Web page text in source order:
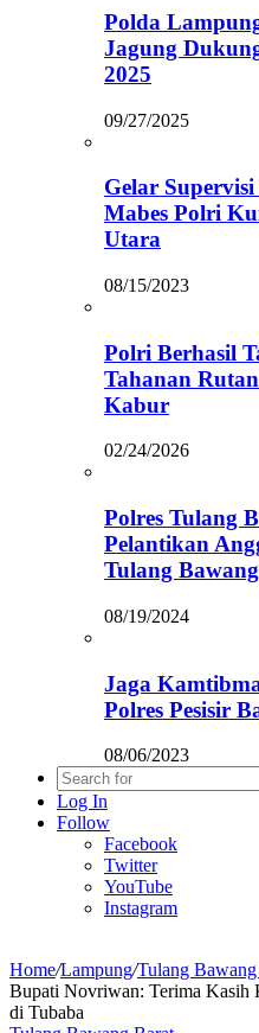
Polda
Jagung
2025
09/27/2025
Gelar
Mabes Polri
Utara
08/15/2023
Polri Berhasil
Tahanan
Kabur
02/24/2026
Polres Tulang
Pelantikan
Tulang
08/19/2024
Jaga
Polres Pesisir
08/06/2023
Log In
Follow
Facebook
Twitter
YouTube
Instagram
Home/Lampung/Tulang
Bupati Novriwan: Terima Kasih
di Tubaba